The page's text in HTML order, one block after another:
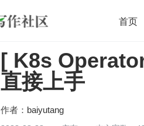
首页
开源 架构
大数据 团队管理
[ K8s
直接上手
作者： baiyutang